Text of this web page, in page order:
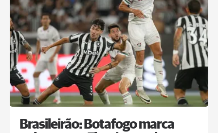
Brasileirão: Botafogo marca